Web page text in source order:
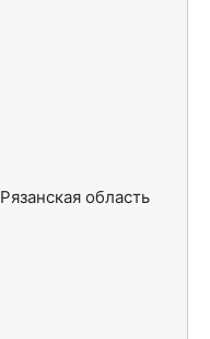
Рязанская область